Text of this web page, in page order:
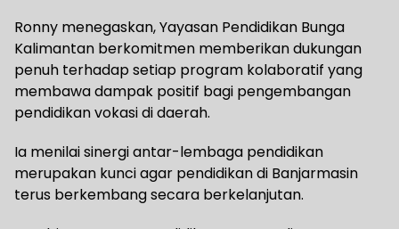
Ronny menegaskan, Yayasan Pendidikan Bunga
Kalimantan berkomitmen memberikan dukungan
penuh terhadap setiap program kolaboratif yang
membawa dampak positif bagi pengembangan
pendidikan vokasi di daerah.
Ia menilai sinergi antar-lembaga pendidikan
merupakan kunci agar pendidikan di Banjarmasin
terus berkembang secara berkelanjutan.